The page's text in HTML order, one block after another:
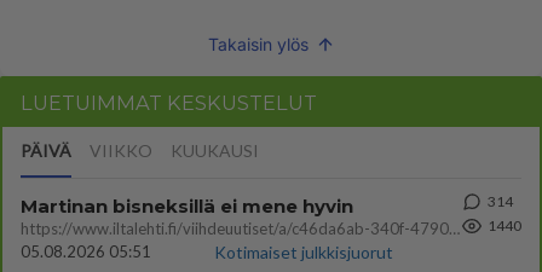
Takaisin ylös
LUETUIMMAT KESKUSTELUT
PÄIVÄ VIIKKO KUUKAUSI
Martinan bisneksillä ei mene hyvin
https://www.iltalehti.fi/viihdeuutiset/a/c46da6ab-340f-4790-aaa7-0865eed2336 Yrityksen konkurssihakemus on tullut kärä
05.08.2026 05:51
Kotimaiset julkkisjuorut
314
1440